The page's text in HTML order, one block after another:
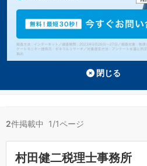
2件掲載中 1/1ページ
村田健二税理士事務所
閉じる